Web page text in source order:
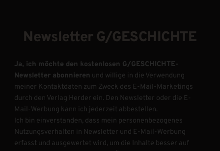
Newsletter G/GESCHICHTE
Ja, ich möchte den kostenlosen G/GESCHICHTE-
Newsletter abonnieren und willige in die Verwendung
meiner Kontaktdaten zum Zweck des E-Mail-Marketings
durch den Verlag Herder ein. Den Newsletter oder die E-
Mail-Werbung kann ich jederzeit abbestellen.
Ich bin einverstanden, dass mein personenbezogenes
Nutzungsverhalten in Newsletter und E-Mail-Werbung
erfasst und ausgewertet wird, um die Inhalte besser auf